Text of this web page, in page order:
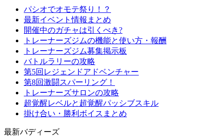
パシオでオモテ祭り！？
最新イベント情報まとめ
開催中のガチャは引くべき?
トレーナーズジムの機能と使い方・報酬
トレーナーズジム募集掲示板
バトルラリーの攻略
第5回レジェンドアドベンチャー
第8回激闘スパーリング！
トレーナーズサロンの攻略
超覚醒レベルと超覚醒パッシブスキル
掛け合い・勝利ボイスまとめ
最新バディーズ